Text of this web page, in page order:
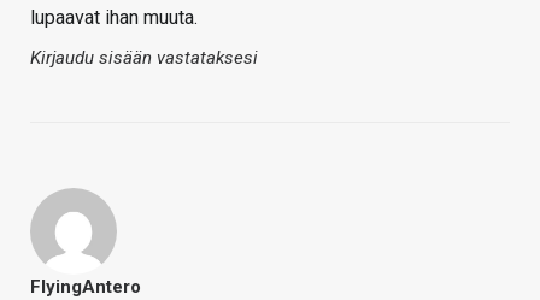
lupaavat ihan muuta.
Kirjaudu sisään vastataksesi
FlyingAntero